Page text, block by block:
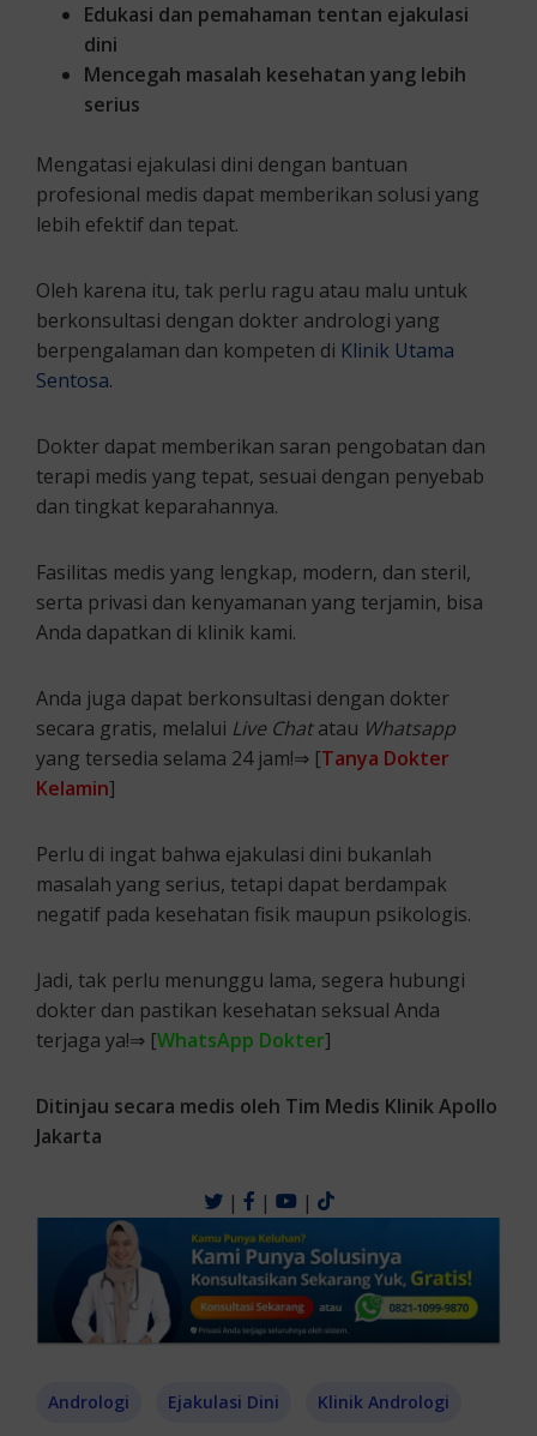
Edukasi dan pemahaman tentan ejakulasi
dini
Mencegah masalah kesehatan yang lebih
serius
Mengatasi ejakulasi dini dengan bantuan
profesional medis dapat memberikan solusi yang
lebih efektif dan tepat.
Oleh karena itu, tak perlu ragu atau malu untuk
berkonsultasi dengan dokter andrologi yang
berpengalaman dan kompeten di Klinik Utama
Sentosa.
Dokter dapat memberikan saran pengobatan dan
terapi medis yang tepat, sesuai dengan penyebab
dan tingkat keparahannya.
Fasilitas medis yang lengkap, modern, dan steril,
serta privasi dan kenyamanan yang terjamin, bisa
Anda dapatkan di klinik kami.
Anda juga dapat berkonsultasi dengan dokter
secara gratis, melalui Live Chatatau Whatsapp
yang tersedia selama 24 jam!⇒ [Tanya Dokter
Kelamin]
Perlu di ingat bahwa ejakulasi dini bukanlah
masalah yang serius, tetapi dapat berdampak
negatif pada kesehatan fisik maupun psikologis.
Jadi, tak perlu menunggu lama, segera hubungi
dokter dan pastikan kesehatan seksual Anda
terjaga ya!⇒ [WhatsApp Dokter]
Ditinjau secara medis oleh Tim Medis Klinik Apollo
Jakarta
| | |
Andrologi Ejakulasi Dini Klinik Andrologi